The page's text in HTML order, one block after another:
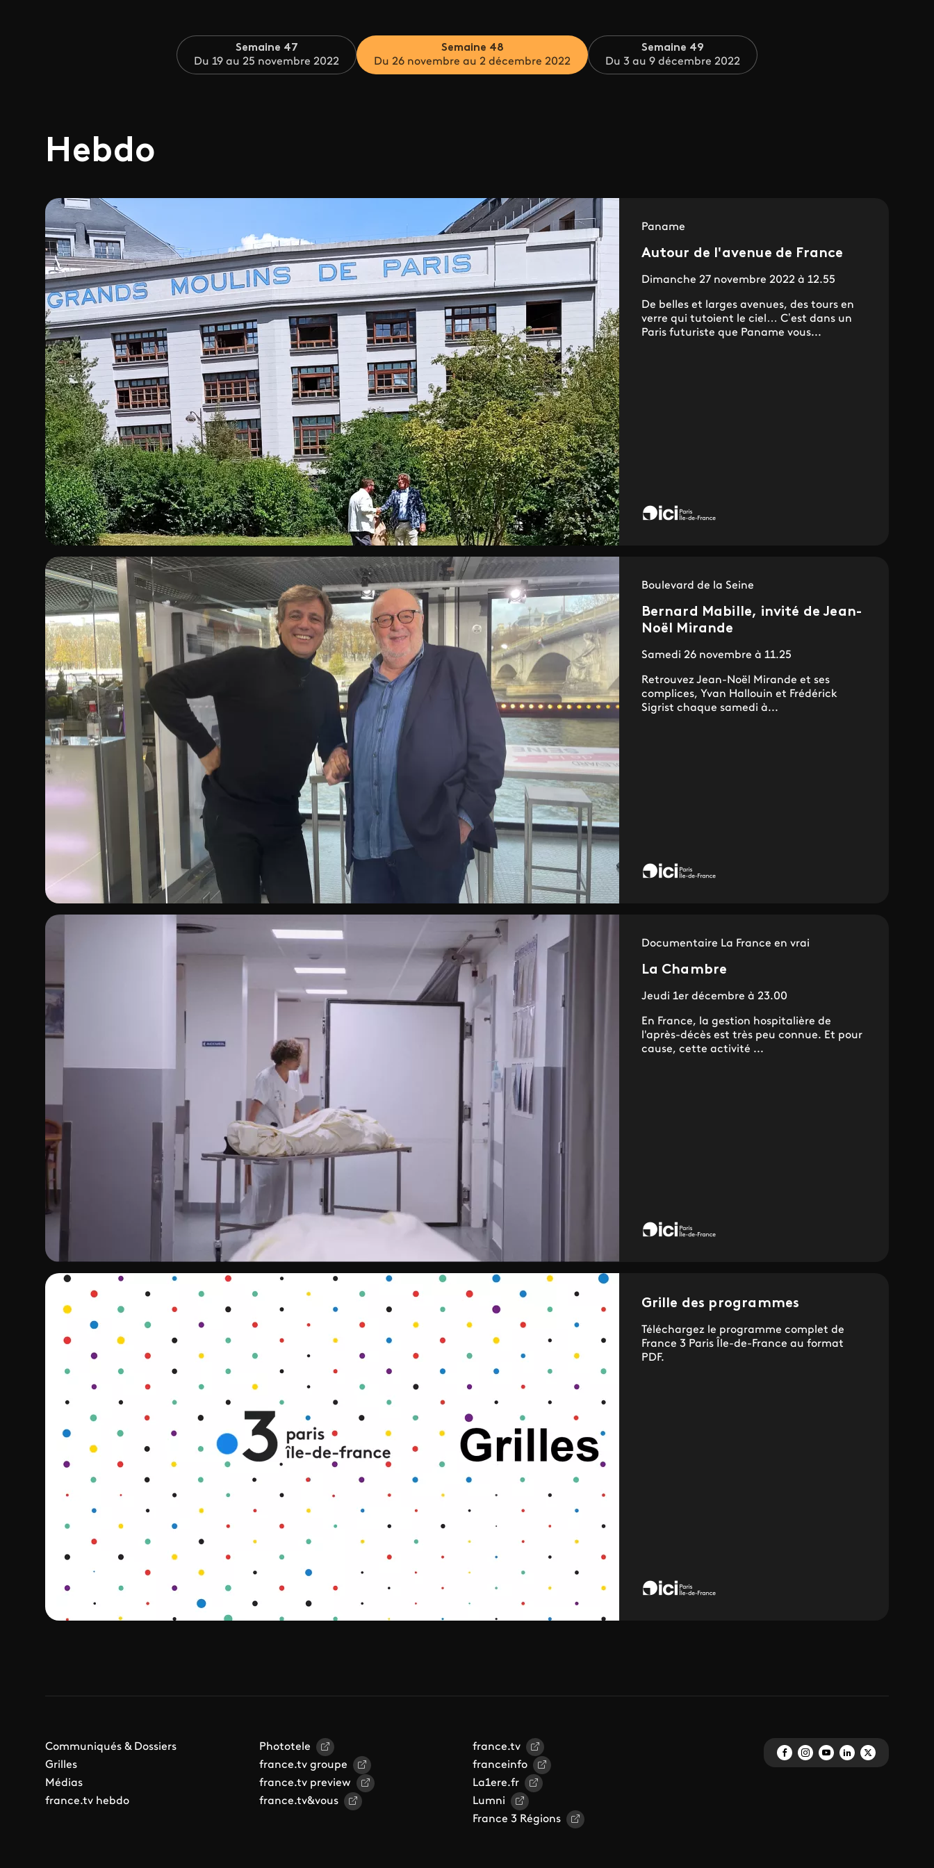
Semaine 47
Du 19 au 25 novembre 2022
Semaine 48
Du 26 novembre au 2 décembre 2022
Semaine 49
Du 3 au 9 décembre 2022
Hebdo
Paname
Autour de l'avenue de France
Dimanche 27 novembre 2022 à 12.55
De belles et larges avenues, des tours en
verre qui tutoient le ciel… C’est dans un
Paris futuriste que Paname vous...
Boulevard de la Seine
Bernard Mabille, invité de Jean-
Noël Mirande
Samedi 26 novembre à 11.25
Retrouvez Jean-Noël Mirande et ses
complices, Yvan Hallouin et Frédérick
Sigrist chaque samedi à...
Documentaire La France en vrai
La Chambre
Jeudi 1er décembre à 23.00
En France, la gestion hospitalière de
l'après-décès est très peu connue. Et pour
cause, cette activité ...
Grille des programmes
Téléchargez le programme complet de
France 3 Paris Île-de-France au format
PDF.
Communiqués & Dossiers
Grilles
Médias
france.tv hebdo
Phototele
france.tv groupe
france.tv preview
france.tv&vous
france.tv
franceinfo
La1ere.fr
Lumni
France 3 Régions